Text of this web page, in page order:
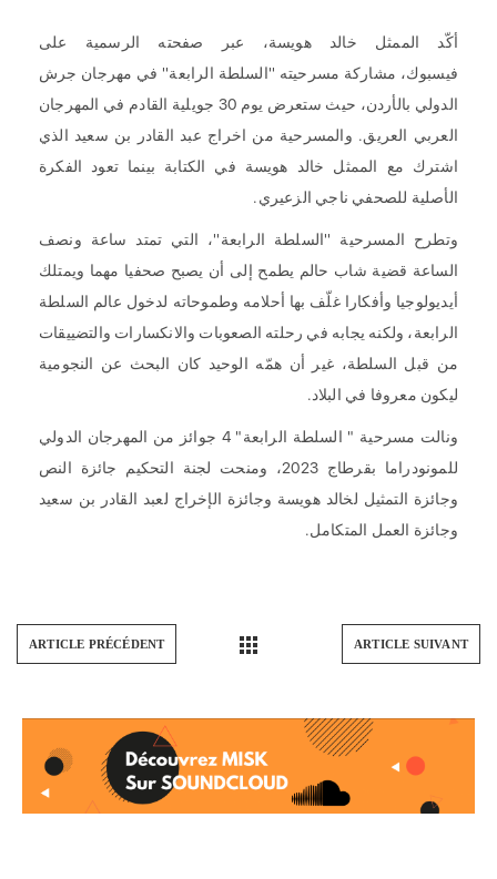
أكّد الممثل خالد هويسة، عبر صفحته الرسمية على
فيسبوك، مشاركة مسرحيته ''السلطة الرابعة'' في مهرجان جرش
الدولي بالأردن، حيث ستعرض يوم 30 جويلية القادم في المهرجان
العربي العريق. والمسرحية من اخراج عبد القادر بن سعيد الذي
اشترك مع الممثل خالد هويسة في الكتابة بينما تعود الفكرة
الأصلية للصحفي ناجي الزعيري.
وتطرح المسرحية ''السلطة الرابعة''، التي تمتد ساعة ونصف
الساعة قضية شاب حالم يطمح إلى أن يصبح صحفيا مهما ويمتلك
أيديولوجيا وأفكارا غلّف بها أحلامه وطموحاته لدخول عالم السلطة
الرابعة، ولكنه يجابه في رحلته الصعوبات والانكسارات والتضييقات
من قبل السلطة، غير أن همّه الوحيد كان البحث عن النجومية
ليكون معروفا في البلاد.
ونالت مسرحية " السلطة الرابعة" 4 جوائز من المهرجان الدولي
للمونودراما بقرطاج 2023، ومنحت لجنة التحكيم جائزة النص
وجائزة التمثيل لخالد هويسة وجائزة الإخراج لعبد القادر بن سعيد
وجائزة العمل المتكامل.
ARTICLE PRÉCÉDENT ARTICLE SUIVANT